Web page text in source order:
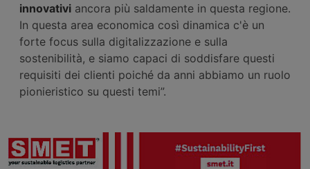
innovativi ancora più saldamente in questa regione.
In questa area economica così dinamica c'è un
forte focus sulla digitalizzazione e sulla
sostenibilità, e siamo capaci di soddisfare questi
requisiti dei clienti poiché da anni abbiamo un ruolo
pionieristico su questi temi”.